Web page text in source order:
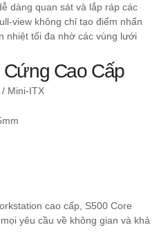
dàng quan sát và lắp ráp các
view không chỉ tạo điểm nhấn
nhiệt tối đa nhờ các vùng lưới
Cứng Cao Cấp
/ Mini-ITX
cao cấp, S500 Core
yêu cầu về không gian và khả